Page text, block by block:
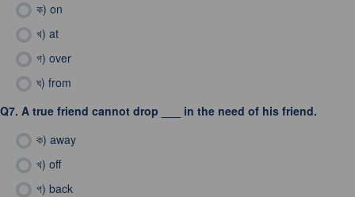
ক) on
খ) at
গ) over
ঘ) from
Q7. A true friend cannot drop ___ in the need of his friend.
ক) away
খ) off
গ) back